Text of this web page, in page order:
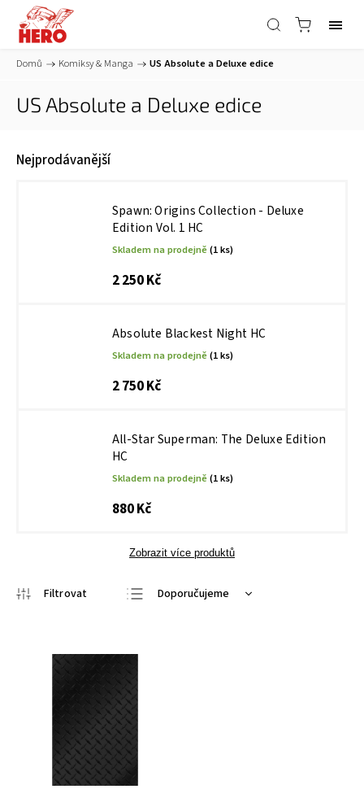
Domů / Komiksy & Manga / US Absolute a Deluxe edice
US Absolute a Deluxe edice
Nejprodávanější
Spawn: Origins Collection - Deluxe
Edition Vol. 1 HC
Skladem na prodejně(1 ks)
2 250 Kč
Absolute Blackest Night HC
Skladem na prodejně(1 ks)
2 750 Kč
All-Star Superman: The Deluxe Edition
HC
Skladem na prodejně(1 ks)
880 Kč
Zobrazit více produktů
Doporučujeme